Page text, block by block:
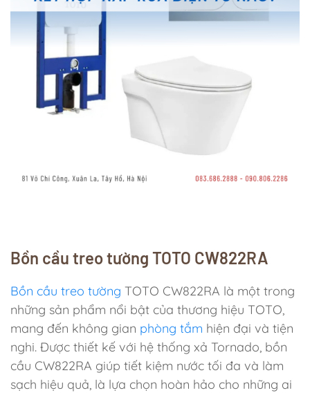
Bồn cầu treo tường TOTO CW822RA
Bồn cầu treo tường TOTO CW822RA là một trong
những sản phẩm nổi bật của thương hiệu TOTO,
mang đến không gian phòng tắm hiện đại và tiện
nghi. Được thiết kế với hệ thống xả Tornado, bồn
cầu CW822RA giúp tiết kiệm nước tối đa và làm
sạch hiệu quả, là lựa chọn hoàn hảo cho những ai